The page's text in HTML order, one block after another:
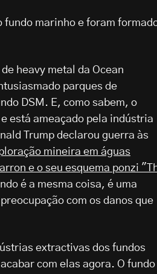
fundo marinho e foram
heavy metal da Ocean
parques de
DSM. E, como sabem, o
está ameaçado pela indústria
Trump declarou guerra às
mineira em águas
e o seu esquema ponzi
é a mesma coisa, é uma
com os danos que
extractivas dos fundos
com elas agora. O fundo